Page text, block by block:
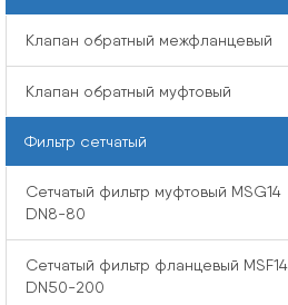
Клапан обратный межфланцевый
Клапан обратный муфтовый
Фильтр сетчатый
Сетчатый фильтр муфтовый MSG14
DN8-80
Сетчатый фильтр фланцевый MSF14
DN50-200